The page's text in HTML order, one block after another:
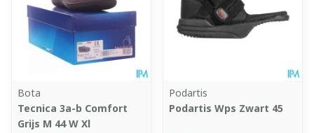
Bota
Tecnica 3a-b Comfort
Grijs M 44 W Xl
Podartis
Podartis Wps Zwart 45